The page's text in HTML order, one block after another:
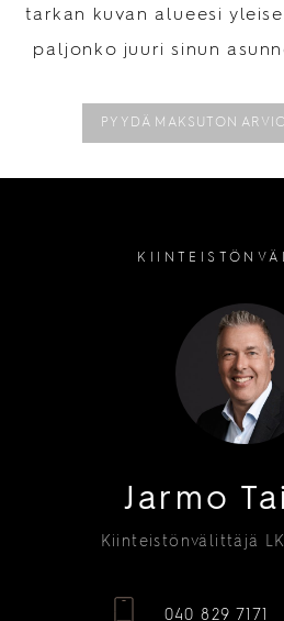
tarkan kuvan alueesi
paljonko juuri sinun
PYYDÄ MAKSUTON
Jarmo
Kiinteistönvälittäjä
040 829 7171